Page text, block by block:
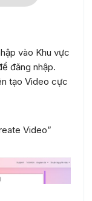
vào Khu vực
đăng nhập.
tạo Video cực
Video”